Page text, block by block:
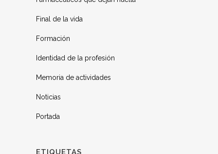
Final de la vida
Formación
Identidad de la profesión
Memoria de actividades
Noticias
Portada
ETIQUETAS